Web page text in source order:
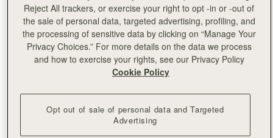
カートに追加
¥35,000以上で配送料無料
30日間返品可能*
毎日のあらゆる必需品を収納できるように作られたこのMosaic
扱われたレザー、および職人のクラフトマンシップによって、
タイムレスな洗練性とデイリーでの多用途性を融合していま
Reject All trackers, or exercise your right to opt -in or -out of
the sale of personal data, targeted advertising, profiling, and
the processing of sensitive data by clicking on “Manage Your
Privacy Choices.” For more details on the data we process
and how to exercise your rights, see our Privacy Policy
Cookie Policy
Opt out of sale of personal data and Targeted
Advertising